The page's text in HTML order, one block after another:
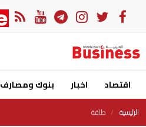
اقتصاد اخبار بنوك ومصارف
الرئيسية طاقة